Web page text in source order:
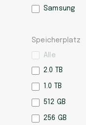
Weiss
Samsung
Speicherplatz
Alle
2.0 TB
1.0 TB
512 GB
256 GB